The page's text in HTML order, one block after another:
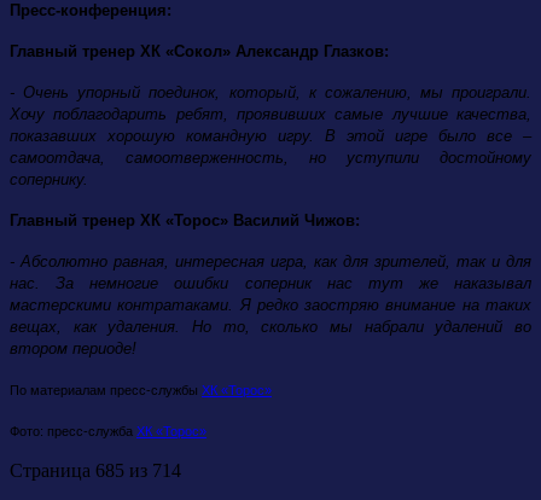
Пресс-конференция:
Главный тренер ХК «Сокол» Александр Глазков:
- Очень упорный поединок, который, к сожалению, мы проиграли.
Хочу поблагодарить ребят, проявивших самые лучшие качества,
показавших хорошую командную игру. В этой игре было все –
самоотдача, самоотверженность, но уступили достойному
сопернику.
Главный тренер ХК «Торос» Василий Чижов:
- Абсолютно равная, интересная игра, как для зрителей, так и для
нас. За немногие ошибки соперник нас тут же наказывал
мастерскими контратаками. Я редко заостряю внимание на таких
вещах, как удаления. Но то, сколько мы набрали удалений во
втором периоде!
По материалам пресс-службы ХК «Торос»
Фото: пресс-служба ХК «Торос»
Страница 685 из 714